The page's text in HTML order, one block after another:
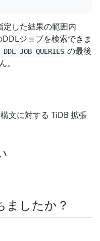
した結果の範囲内
ジョブを検索できま
DDL JOB QUERIES の最後
。
文に対する TiDB 拡張
ましたか？